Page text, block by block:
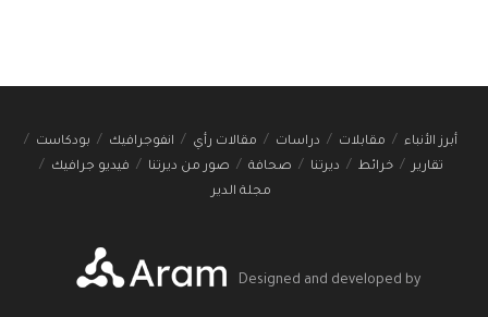
أبرز الأنباء مقابلات دراسات مقالات رأي انفوجرافيك
بودكاست
تقارير
خرائط ديرتنا صحافة صور من ديرتنا
فيديو جرافيك
مجلة الدير
Designed and developed by